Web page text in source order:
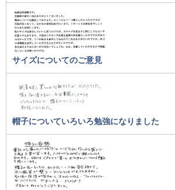
サイズについてのご意見
帽子についていろいろ勉強になりました